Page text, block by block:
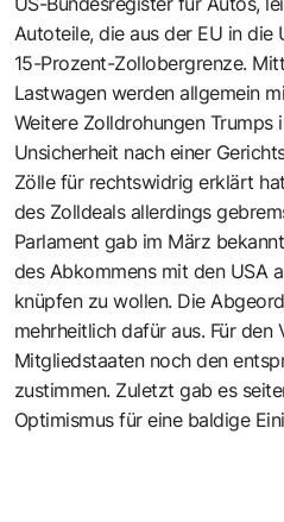
Autoteile, die aus der EU in
15-Prozent-Zollobergrenze.
Lastwagen werden allgemein
Weitere Zolldrohungen Trumps
Unsicherheit nach einer
Zölle für rechtswidrig erklärt
des Zolldeals allerdings
Parlament gab im März
des Abkommens mit den USA
knüpfen zu wollen. Die
mehrheitlich dafür aus. Für den
Mitgliedstaaten noch den
zustimmen. Zuletzt gab es
Optimismus für eine baldige